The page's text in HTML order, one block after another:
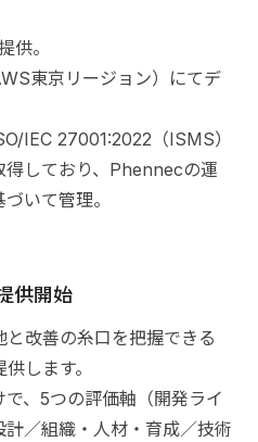
供。
東京リージョン）にてデ
IEC 27001:2022（ISMS）
しており、Phennecの運
いて管理。
供開始
改善の糸口を把握できる
します。
、5つの評価軸（開発ライ
／組織・人材・育成／技術